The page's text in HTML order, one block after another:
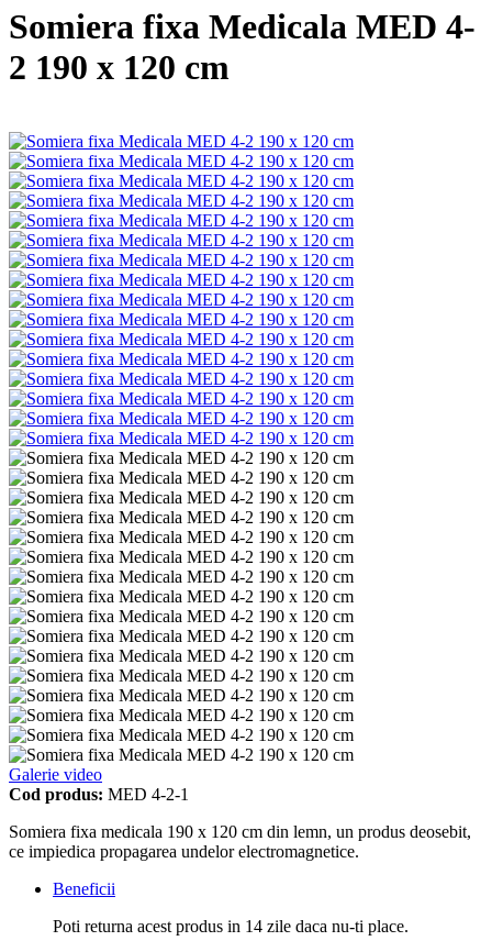
Somiera fixa Medicala MED 4-
2 190 x 120 cm
Galerie video
Cod produs: MED 4-2-1
Somiera fixa medicala 190 x 120 cm din lemn, un produs deosebit,
ce impiedica propagarea undelor electromagnetice.
Beneficii
Poti returna acest produs in 14 zile daca nu-ti place.